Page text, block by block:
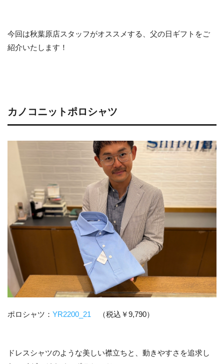
今回は秋葉原店スタッフがオススメする、父の日ギフトをご
紹介いたします！
カノコニットポロシャツ
ポロシャツ： YR2200_21 （税込￥9,790）
ドレスシャツのような美しい襟立ちと、動きやすさを追求し